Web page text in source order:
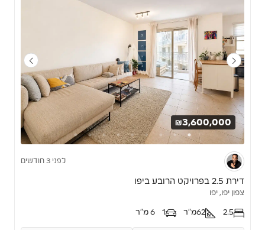
₪3,600,000
לפני 3 חודשים
דירת 2.5 בפרויקט הרובע ביפו
צפון יפו, יפו
2.5
62מ"ר 1 6 מ"ר